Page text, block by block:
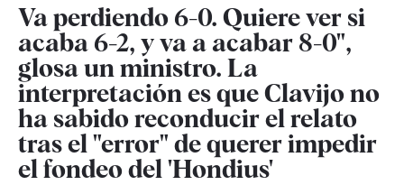
Va perdiendo 6-0. Quiere ver si
acaba 6-2, y va a acabar 8-0",
glosa un ministro. La
interpretación es que Clavijo no
ha sabido reconducir el relato
tras el "error" de querer impedir
el fondeo del 'Hondius'